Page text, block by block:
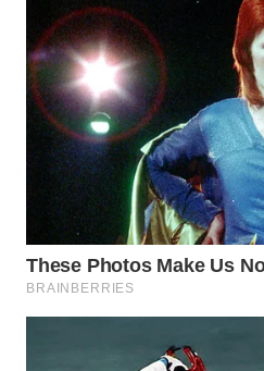
WN
PURWAKARTA
WN
PRIANGAN
TIMUR
WN
SEMARANG
WN